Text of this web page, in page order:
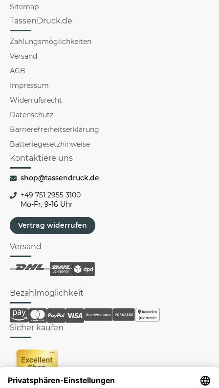
Sitemap
TassenDruck.de
Zahlungsmöglichkeiten
Versand
AGB
Impressum
Widerrufsrecht
Datenschutz
Barrierefreiheitserklärung
Batteriegesetzhinweise
Kontaktiere uns
shop@tassendruck.de
+49 751 2955 3100
Mo-Fr, 9-16 Uhr
Vertrag widerrufen
Versand
Bezahlmöglichkeit
Sicher kaufen